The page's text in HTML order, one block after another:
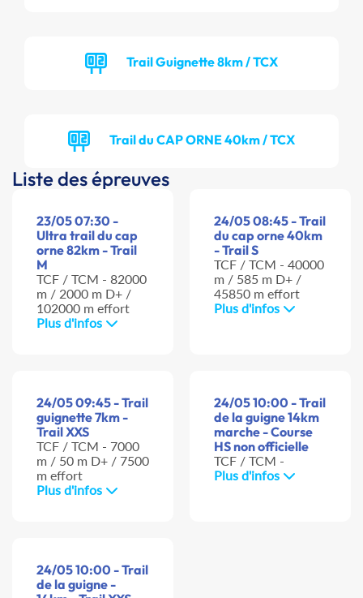
Trail Guignette 8km / TCX
Trail du CAP ORNE 40km / TCX
Liste des épreuves
23/05 07:30 -
Ultra trail du cap
orne 82km - Trail
M
TCF / TCM - 82000
m / 2000 m D+ /
102000 m effort
Plus d'infos
24/05 08:45 - Trail
du cap orne 40km
- Trail S
TCF / TCM - 40000
m / 585 m D+ /
45850 m effort
Plus d'infos
24/05 09:45 - Trail
guignette 7km -
Trail XXS
TCF / TCM - 7000
m / 50 m D+ / 7500
m effort
Plus d'infos
24/05 10:00 - Trail
de la guigne 14km
marche - Course
HS non officielle
TCF / TCM -
Plus d'infos
24/05 10:00 - Trail
de la guigne -